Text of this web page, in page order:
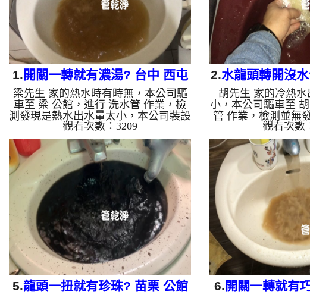
1. 開關一轉就有濃湯? 台中 西屯
台灣大道 洗水管
梁先生 家的熱水時有時無，本公司驅
車至 梁 公館，進行 洗水管 作業，檢
測發現是熱水出水量太小，本公司裝設
高周波水管清洗機，灌入 檸檬酸 至水
管，等了約15分，開啟 水管清洗機 ，
啟動 螺旋波 模式，剛開始洗不出什
麼，沒多久就流出濃郁的濃湯，兩個多
小時後，出水量恢復了。 如是自來
水，如水管老化，會產生鐵鏽跟泥沙堆
積，洗出來的水就會是咖啡色，地下水
含有氧化錳，管壁上會結成黑色管垢，
洗出來的水會跟石油一樣黑，有些洗出
綠色的水，是因為裡面有銅的物質，生
鏽產生銅綠，如是藍色的水，是因為水
龍頭合金...
觀看次數：3209
2.水龍頭轉開沒
莊路 清
胡先生 家的冷熱
小，本公司驅車至
管 作業，檢測並無
高周波水管清洗機
管，等了約15分，
啟動 螺旋波 模式，
麼，一下就流出髒水
出水量恢復了。 如
老化，會產生鐵鏽跟
的水就會是咖啡色
錳，管壁上會結成
水會跟石油一樣黑
水，是因為裡面有銅
銅綠，如是藍色的水
金的養化
觀看次數
5.龍頭一扭就有珍珠? 苗栗 公館
6. 開關一轉就有